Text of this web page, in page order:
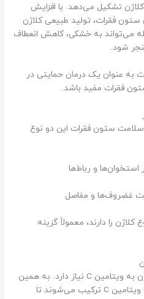
تشکیل می‌دهد. با افزایش
فقرات، تولید طبیعی کلاژن
می‌تواند به خشکی، کاهش انعطاف
شود.
عنوان یک درمان حمایتی در
فقرات مفید باشد.
سلامت ستون فقرات این دو نوع
و رباط‌ها
غضروف‌ها و مفاصل
را دارند، معمولاً گزینه
بدن برای ساخت و جذب مؤثر کلاژن به ویتامین C نیاز دارد. به همین
دلیل بسیاری از مکمل‌های کلاژن با ویتامین C ترکیب می‌شوند تا